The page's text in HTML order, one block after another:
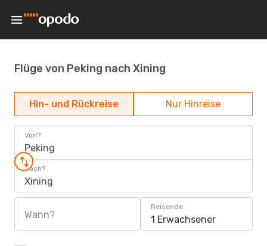
Flüge von Peking nach Xining
Hin- und Rückreise Nur Hinreise
Von?
Peking
Nach?
Xining
Wann?
Reisende
1 Erwachsener